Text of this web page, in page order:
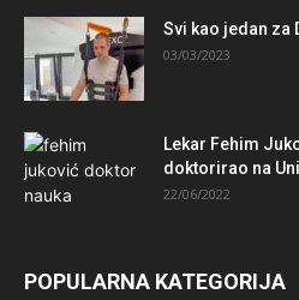
Svi kao jedan za
03/03/2023
Lekar Fehim
doktorirao na
22/06/2022
POPULARNA KATEGORIJA